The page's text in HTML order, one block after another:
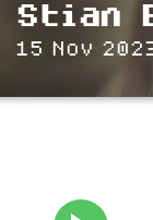
Stian
15 Nov